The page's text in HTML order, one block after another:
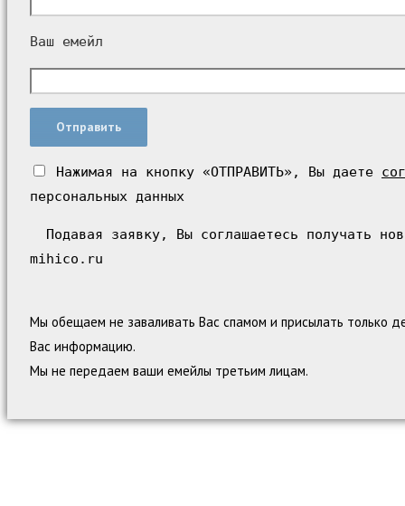
Ваш емейл
Нажимая на кнопку «ОТПРАВИТЬ», Вы даете
персональных данных
Подавая заявку, Вы соглашаетесь получать
mihico.ru
Мы обещаем не заваливать Вас спамом и присылать только
Вас информацию.
Мы не передаем ваши емейлы третьим лицам.